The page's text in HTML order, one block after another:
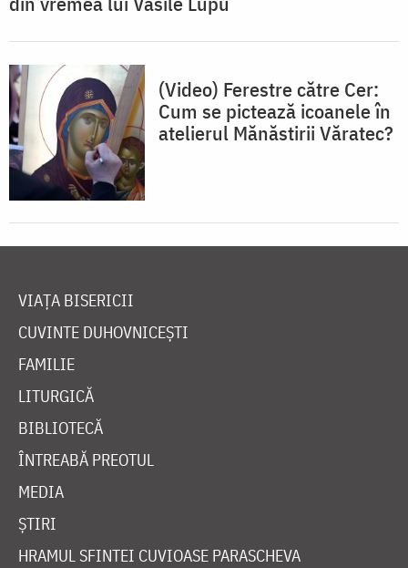
(Video) Ferestre către Cer:
Cum se pictează icoanele în
atelierul Mănăstirii Văratec?
VIAȚA BISERICII
CUVINTE DUHOVNICEȘTI
FAMILIE
LITURGICĂ
BIBLIOTECĂ
ÎNTREABĂ PREOTUL
MEDIA
ȘTIRI
HRAMUL SFINTEI CUVIOASE PARASCHEVA